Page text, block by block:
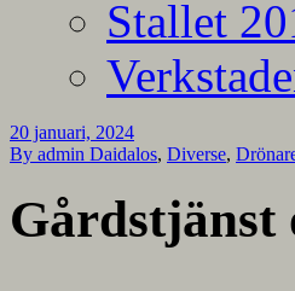
Stallet
20 januari, 2024
By admin Daidalos, Diverse,
Gårdstjänst